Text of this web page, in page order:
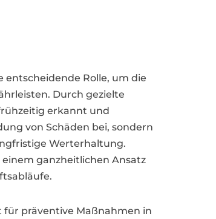
Rolle, um die
Durch gezielte
erkannt und
von Schäden bei, sondern
Werterhaltung.
ganzheitlichen Ansatz
für präventive Maßnahmen in